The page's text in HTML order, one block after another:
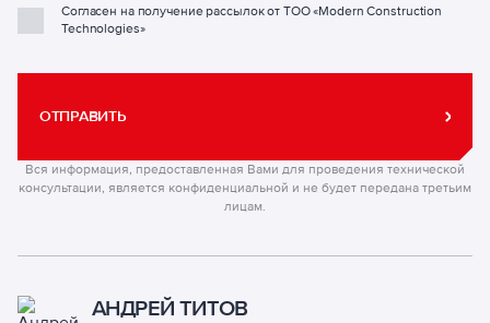
АНДРЕЙ ТИТОВ
Согласен на получение рассылок от ТОО «Modern Construction
Technologies»
ОТПРАВИТЬ
Вся информация, предоставленная Вами для проведения технической
консультации, является конфиденциальной и не будет передана третьим
лицам.